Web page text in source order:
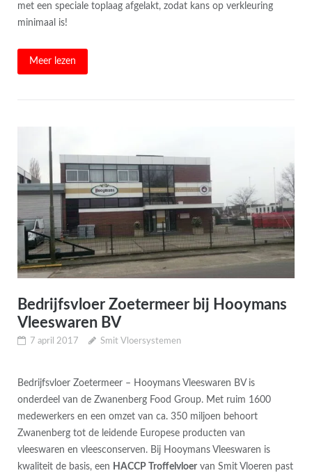
met een speciale toplaag afgelakt, zodat kans op verkleuring
minimaal is!
Meer lezen
Bedrijfsvloer Zoetermeer bij Hooymans
Vleeswaren BV
7 april 2017 Smit Vloersystemen
Bedrijfsvloer Zoetermeer – Hooymans Vleeswaren BV is
onderdeel van de Zwanenberg Food Group. Met ruim 1600
medewerkers en een omzet van ca. 350 miljoen behoort
Zwanenberg tot de leidende Europese producten van
vleeswaren en vleesconserven. Bij Hooymans Vleeswaren is
kwaliteit de basis, een HACCP Troffelvloervan Smit Vloeren past